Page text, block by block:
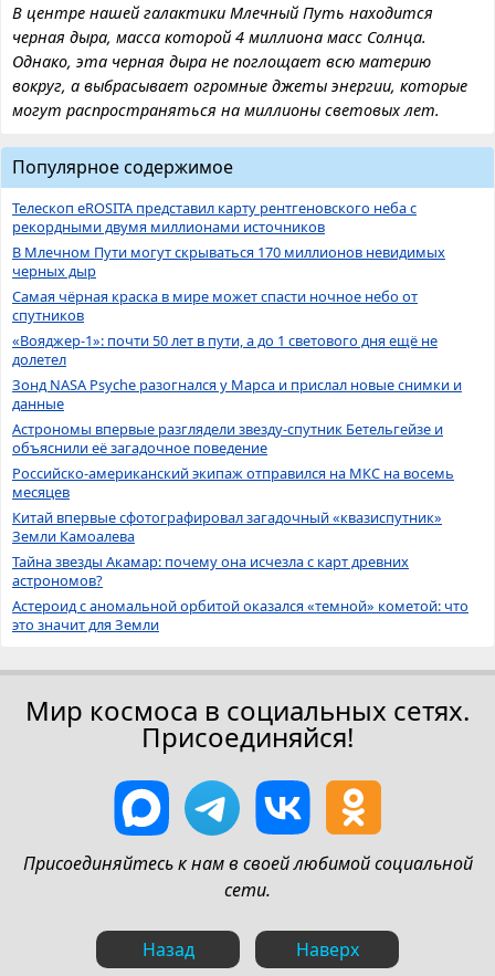
В центре нашей галактики Млечный Путь находится
черная дыра, масса которой 4 миллиона масс Солнца.
Однако, эта черная дыра не поглощает всю материю
вокруг, а выбрасывает огромные джеты энергии, которые
могут распространяться на миллионы световых лет.
Популярное содержимое
Телескоп eROSITA представил карту рентгеновского неба с
рекордными двумя миллионами источников
В Млечном Пути могут скрываться 170 миллионов невидимых
черных дыр
Самая чёрная краска в мире может спасти ночное небо от
спутников
«Вояджер-1»: почти 50 лет в пути, а до 1 светового дня ещё не
долетел
Зонд NASA Psyche разогнался у Марса и прислал новые снимки и
данные
Астрономы впервые разглядели звезду-спутник Бетельгейзе и
объяснили её загадочное поведение
Российско-американский экипаж отправился на МКС на восемь
месяцев
Китай впервые сфотографировал загадочный «квазиспутник»
Земли Камоалева
Тайна звезды Акамар: почему она исчезла с карт древних
астрономов?
Астероид с аномальной орбитой оказался «темной» кометой: что
это значит для Земли
Мир космоса в социальных сетях.
Присоединяйся!
Присоединяйтесь к нам в своей любимой социальной
сети.
Назад Наверх